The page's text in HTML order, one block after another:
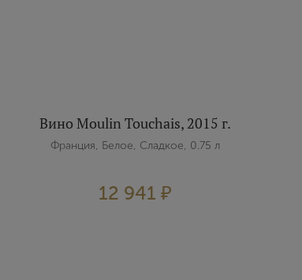
Вино Moulin Touchais, 2015 г.
Франция, Белое, Сладкое, 0.75 л
12 941 ₽